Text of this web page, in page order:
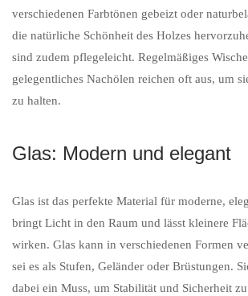
verschiedenen Farbtönen gebeizt oder
die natürliche Schönheit des Holzes
sind zudem pflegeleicht. Regelmäßiges
gelegentliches Nachölen reichen oft aus, um
zu halten.
Glas: Modern und elegant
Glas ist das perfekte Material für moderne,
bringt Licht in den Raum und lässt kleinere
wirken. Glas kann in verschiedenen Formen
sei es als Stufen, Geländer oder Brüstungen.
dabei ein Muss, um Stabilität und Sicherheit